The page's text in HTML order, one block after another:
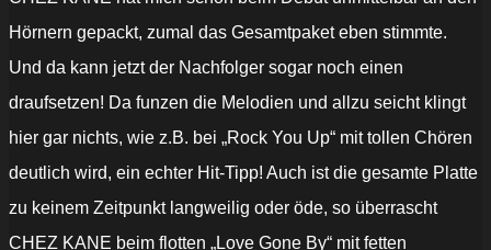
Hörnern gepackt, zumal das Gesamtpaket eben stimmte.
Und da kann jetzt der Nachfolger sogar noch einen
draufsetzen! Da funzen die Melodien und allzu seicht klingt
hier gar nichts, wie z.B. bei „Rock You Up“ mit tollen Chören
deutlich wird, ein echter Hit-Tipp! Auch ist die gesamte Platte
zu keinem Zeitpunkt langweilig oder öde, so überrascht
CHEZ KANE beim flotten „Love Gone By“ mit fetten